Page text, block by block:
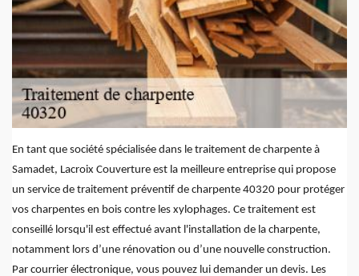
En tant que société spécialisée dans le traitement de charpente à
Samadet, Lacroix Couverture est la meilleure entreprise qui propose
un service de traitement préventif de charpente 40320 pour protéger
vos charpentes en bois contre les xylophages. Ce traitement est
conseillé lorsqu'il est effectué avant l'installation de la charpente,
notamment lors d’une rénovation ou d’une nouvelle construction.
Par courrier électronique, vous pouvez lui demander un devis. Les